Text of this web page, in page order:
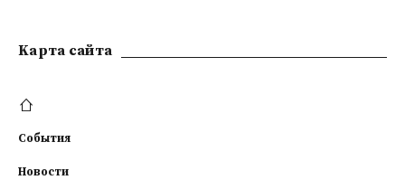
Kарта сайта
События
Новости